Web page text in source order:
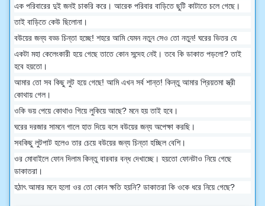
এক পরিবারের দুই জনই চাকরি করে। আরেক পরিবার বাড়িতে ছুটি কাটাতে চলে গেছে।
তাই বাড়িতে কেউ ছিলোনা।
বউয়ের জন্য বড্ড চিন্তা হচ্ছে! শহরে আমি যেমন নতুন সেও তো নতুন! ঘরের ভিতর যে
একটা মহা কেলেংকারী হয়ে গেছে তাতে কোন সন্দেহ নেই। তবে কি ডাকাত পড়লো? তাই
হবে হয়তো।
আমার তো সব কিছু লুট হয়ে গেছে! আমি এখন সর্ব শান্ত! কিন্তু আমার প্রিয়তমা স্ত্রী
কোথায় গেল।
ওকি ভয় পেয়ে কোথাও গিয়ে লুকিয়ে আছে? মনে হয় তাই হবে।
ঘরের দরজার সামনে গালে হাত দিয়ে বসে বউয়ের জন্য অপেক্ষা করছি।
সবকিছু লুটপাট হলেও তার চেয়ে বউয়ের জন্য চিন্তা হচ্ছিল বেশি।
ওর মোবাইলে ফোন দিলাম কিন্তু বারবার বন্ধ দেখাচ্ছে। হয়তো ফোনটাও নিয়ে গেছে
ডাকাতরা।
হঠাৎ আমার মনে হলো ওর তো কোন ক্ষতি হয়নি? ডাকাতরা কি ওকে ধরে নিয়ে গেছে?